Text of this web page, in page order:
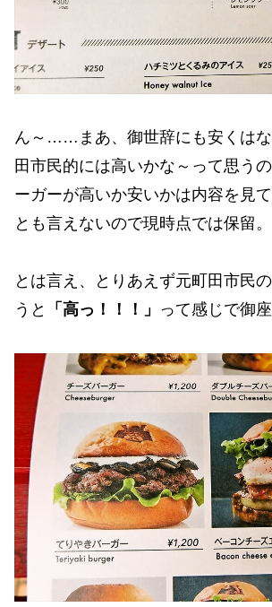
ん～……まあ、御世辞にも安くは
田市民的には高いかな～って思う
ーガーが高いか安いかは内容を見
とも言えないので現時点では保留。
とは言え、とりあえず元町田市民
うと
「高っ！！！」 って感じで御座